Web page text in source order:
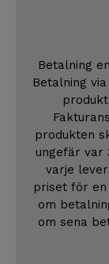
Betalning
Betalning
produkten
ungefär var
varje
priset för en
om
om sena